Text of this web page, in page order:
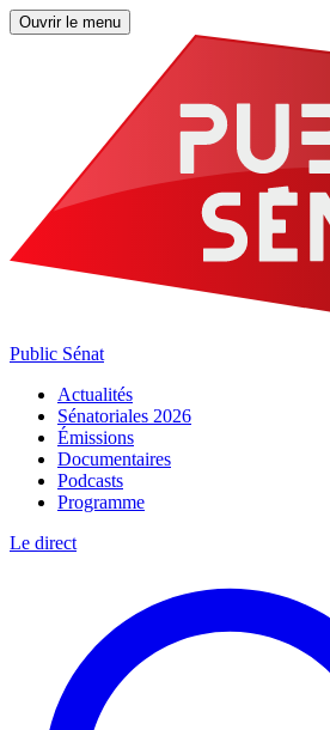
Ouvrir le menu
Public Sénat
Actualités
Sénatoriales 2026
Émissions
Documentaires
Podcasts
Programme
Le direct